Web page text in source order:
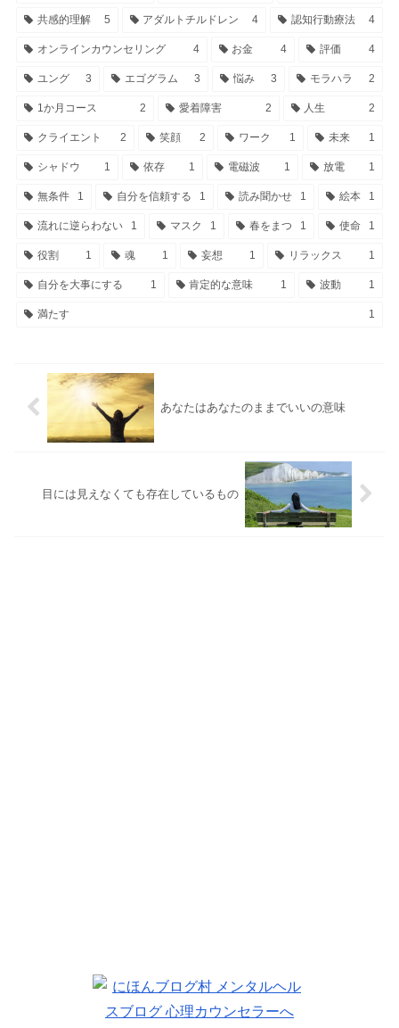
共感的理解 5 アダルトチルドレン 4 認知行動療法 4
オンラインカウンセリング 4 お金 4 評価 4
ユング 3 エゴグラム 3 悩み 3 モラハラ 2
1か月コース 2 愛着障害 2 人生 2
クライエント 2 笑顔 2 ワーク 1 未来 1
シャドウ 1 依存 1 電磁波 1 放電 1
無条件 1 自分を信頼する 1 読み聞かせ 1 絵本 1
流れに逆らわない 1 マスク 1 春をまつ 1 使命 1
役割 1 魂 1 妄想 1 リラックス 1
自分を大事にする 1 肯定的な意味 1 波動 1
満たす 1
あなたはあなたのままでいいの意味
目には見えなくても存在しているもの